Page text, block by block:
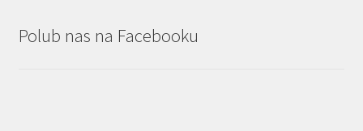
Polub nas na Facebooku